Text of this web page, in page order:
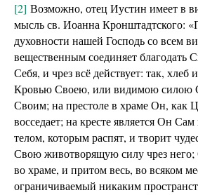
[2] Возможно, отец Иустин имеет в
мысль св. Иоанна Кронштадтского:
духовности нашей Господь со всем
вещественным соединяет благодать
Себя, и чрез всё действует: так, хлеб
Кровью Своею, или видимою силою
Своим; на престоле в храме Он, как
восседает; на кресте является Он
телом, которым распят, и творит
Свою животворящую силу чрез него;
во храме, и притом весь, во всяком
ограничиваемый никаким